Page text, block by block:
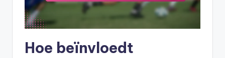
Hoe beïnvloedt